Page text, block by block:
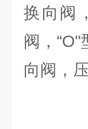
换向阀
阀，
向阀，